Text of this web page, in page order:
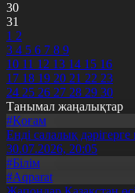
30
31
1 2
3 4 5 6 7 8 9
10 11 12 13 14 15 16
17 18 19 20 21 22 23
24 25 26 27 28 29 30
Танымал жаңалықтар
#Қоғам
Енді салалық
30.07.2026, 20:05
#Білім
#Aqparat